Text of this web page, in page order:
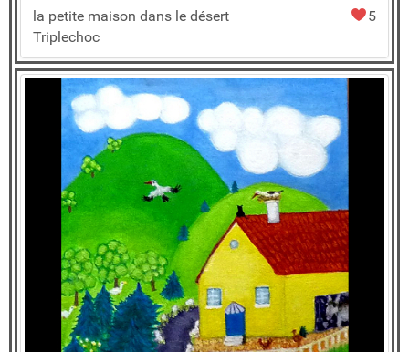
5
la petite maison dans le désert
Triplechoc